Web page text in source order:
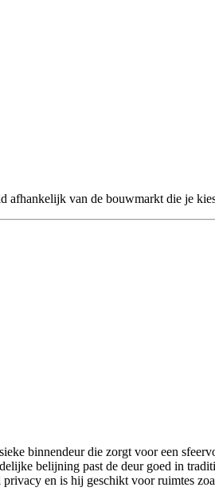
afhankelijk van de bouwmarkt die je
binnendeur die zorgt voor een
belijning past de deur goed in
en is hij geschikt voor ruimtes